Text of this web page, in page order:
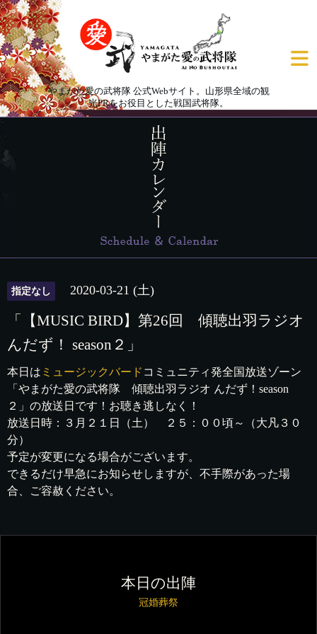
やまがた愛の武将隊 公式Webサイト。山形県全域の観
光PRをお役目とした戦国武将隊。
指定なし 2020-03-21 (土)
「【MUSIC BIRD】第26回 傾聴出羽ラジオ
んだず！ season２」
本日は ミュージックバード コミュニティ発全国放送ゾーン
「やまがた愛の武将隊 傾聴出羽ラジオ んだず！season
２」の放送日です！お聴き逃しなく！
放送日時：３月２１日（土） ２５：００頃～（大凡３０
分）
予定が変更になる場合がございます。
できるだけ早急にお知らせしますが、不手際があった場
合、ご容赦ください。
本日の出陣
冠婚葬祭